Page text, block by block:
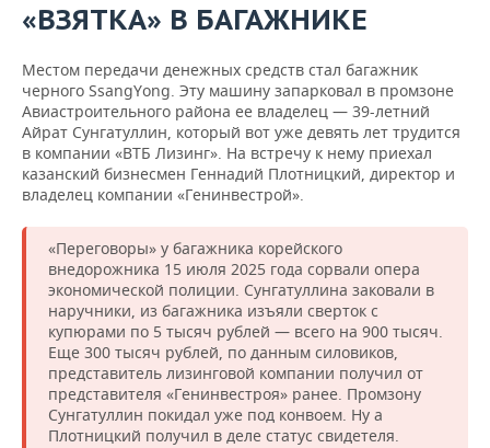
«ВЗЯТКА» В БАГАЖНИКЕ
Местом передачи денежных средств стал багажник
черного SsangYong. Эту машину запарковал в промзоне
Авиастроительного района ее владелец — 39-летний
Айрат Сунгатуллин, который вот уже девять лет трудится
в компании «ВТБ Лизинг». На встречу к нему приехал
казанский бизнесмен Геннадий Плотницкий, директор и
владелец компании «Генинвестрой».
«Переговоры» у багажника корейского
внедорожника 15 июля 2025 года сорвали опера
экономической полиции. Сунгатуллина заковали в
наручники, из багажника изъяли сверток с
купюрами по 5 тысяч рублей — всего на 900 тысяч.
Еще 300 тысяч рублей, по данным силовиков,
представитель лизинговой компании получил от
представителя «Генинвестроя» ранее. Промзону
Сунгатуллин покидал уже под конвоем. Ну а
Плотницкий получил в деле статус свидетеля.